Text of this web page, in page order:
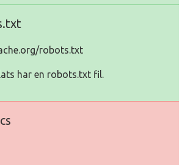
robots.txt
har en robots.txt fil.